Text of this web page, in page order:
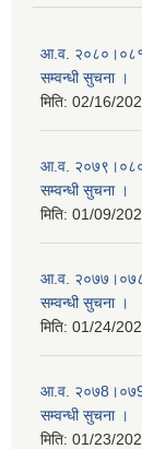
आ.व. २०८०।०८१
सम्वन्धी सुचना ।
मिति: 02/16/
आ.व. २०७९।०८०
सम्वन्धी सुचना ।
मिति: 01/09/
आ.व. २०७७।०७८
सम्वन्धी सुचना ।
मिति: 01/24/
आ.व. २०७8।०७9
सम्वन्धी सुचना ।
मिति: 01/23/